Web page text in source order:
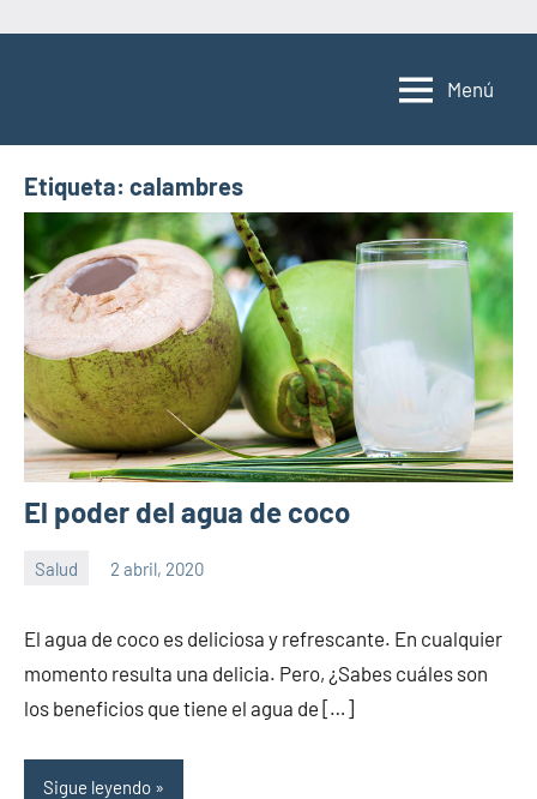
Menú
Etiqueta: calambres
El poder del agua de coco
Salud 2 abril, 2020
la
salud
comentarios
El agua de coco es deliciosa y refrescante. En cualquier
momento resulta una delicia. Pero, ¿Sabes cuáles son
los beneficios que tiene el agua de […]
Sigue leyendo